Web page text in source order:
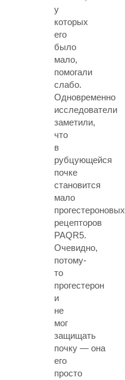
у
которых
его
было
мало,
помогали
слабо.
Одновременно
исследователи
заметили,
что
в
рубцующейся
почке
становится
мало
прогестероновых
рецепторов
PAQR5.
Очевидно,
потому-
то
прогестерон
и
не
мог
защищать
почку — она
его
просто